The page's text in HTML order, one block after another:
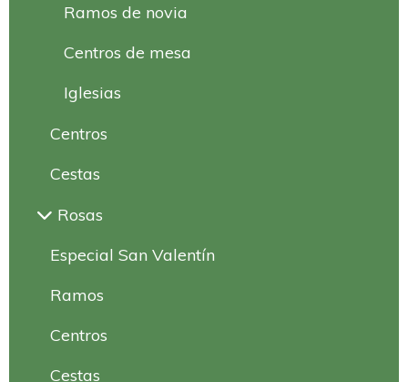
Ramos de novia
Centros de mesa
Iglesias
Centros
Cestas
Rosas
Especial San Valentín
Ramos
Centros
Cestas